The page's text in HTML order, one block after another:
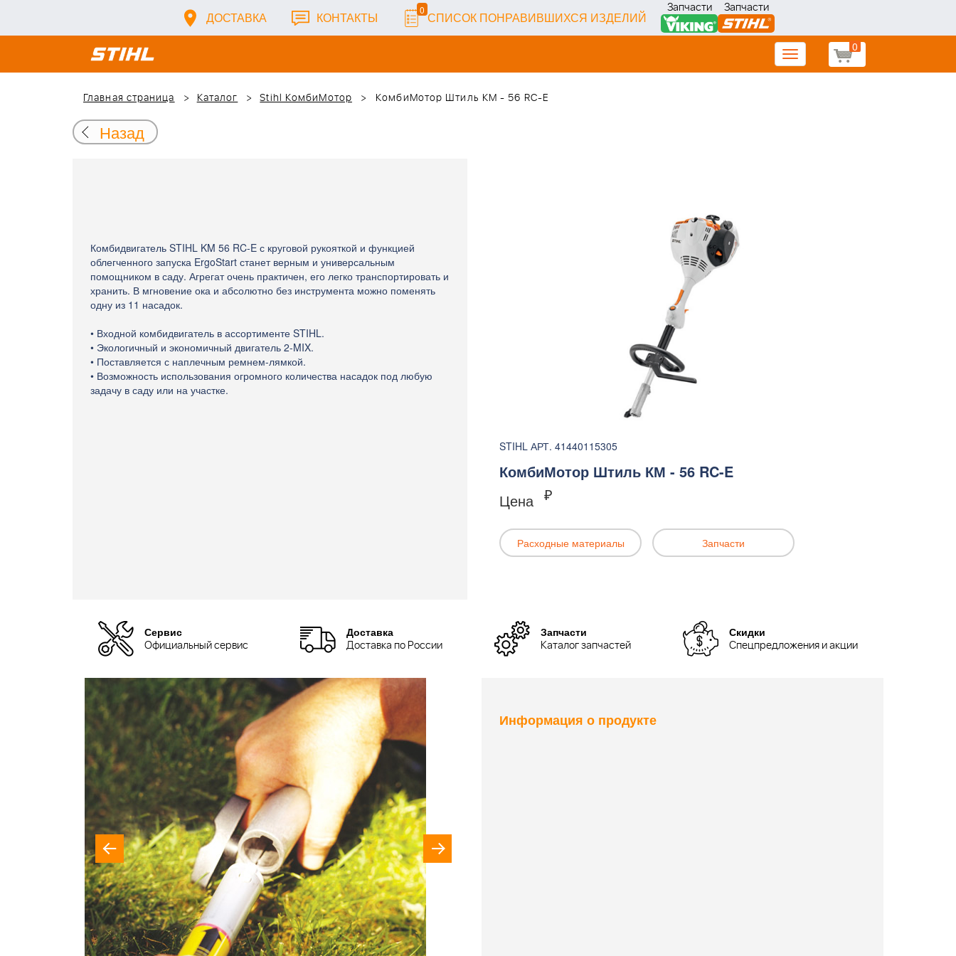
ДОСТАВКА КОНТАКТЫ 0 СПИСОК ПОНРАВИВШИХСЯ ИЗДЕЛИЙ
Запчасти Запчасти
0
Toggle
navigation
Главная страница
Каталог Stihl КомбиМотор КомбиМотор Штиль КМ - 56 RC-E
Назад
Комбидвигатель STIHL KM 56 RC-E с круговой рукояткой и функцией
облегченного запуска ErgoStart станет верным и универсальным
помощником в саду. Агрегат очень практичен, его легко транспортировать и
хранить. В мгновение ока и абсолютно без инструмента можно поменять
одну из 11 насадок.
• Входной комбидвигатель в ассортименте STIHL.
• Экологичный и экономичный двигатель 2-MIX.
• Поставляется с наплечным ремнем-лямкой.
• Возможность использования огромного количества насадок под любую
задачу в саду или на участке.
STIHL АРТ. 41440115305
КомбиМотор Штиль КМ - 56 RC-E
Цена ₽
Расходные материалы Запчасти
Сервис
Официальный сервис
Доставка
Доставка по России
Запчасти
Каталог запчастей
Скидки
Спецпредложения и акции
Информация о продукте